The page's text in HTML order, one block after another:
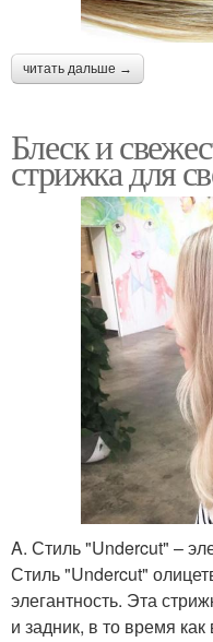
читать дальше →
Блеск и
стрижка для
A. Стиль "Undercut" –
Стиль "Undercut"
элегантность. Эта
и задник, в то время